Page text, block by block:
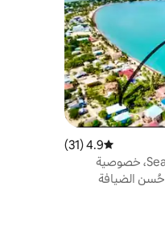
متوسط التقييم 4.9 من 5، 31 مراجعات
4.9 (31)
Seaside Hideaway 3br، 2ba، خصوصية
حُسن الضيافة